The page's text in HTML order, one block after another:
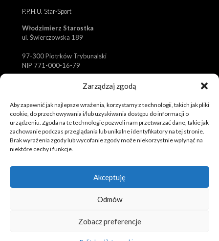
Zarządzaj zgodą
Aby zapewnić jak najlepsze wrażenia, korzystamy z technologii, takich jak pliki
cookie, do przechowywania i/lub uzyskiwania dostępu do informacji o
urządzeniu. Zgoda na te technologie pozwoli nam przetwarzać dane, takie jak
zachowanie podczas przeglądania lub unikalne identyfikatory na tej stronie.
Brak wyrażenia zgody lub wycofanie zgody może niekorzystnie wpłynąć na
niektóre cechy i funkcje.
Akceptuję
Odmów
Zobacz preferencje
P.P.H.U. Star-Sport
Włodzimierz Starostka
ul. Świerczowska 189
97-300 Piotrków Trybunalski
NIP 771-000-16-79
biuro@koszulki-sportowe.pl
✉ +48 601 373 714
koszulki, komplety.
www.strony-piotrkow.pl